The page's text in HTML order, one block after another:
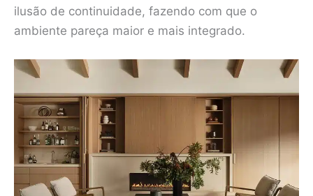
ilusão de continuidade, fazendo com que o
ambiente pareça maior e mais integrado.